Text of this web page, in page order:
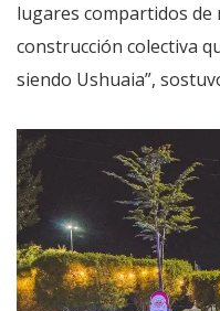
lugares compartidos
construcción colectiva
siendo Ushuaia”,